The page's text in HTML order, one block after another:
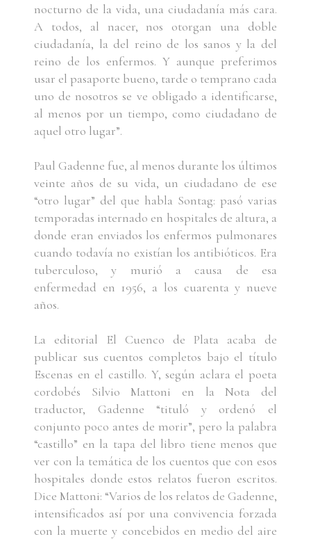
nocturno de la vida, una ciudadanía más cara.
A todos, al nacer, nos otorgan una doble
ciudadanía, la del reino de los sanos y la del
reino de los enfermos. Y aunque preferimos
usar el pasaporte bueno, tarde o temprano cada
uno de nosotros se ve obligado a identificarse,
al menos por un tiempo, como ciudadano de
aquel otro lugar”.
Paul Gadenne fue, al menos durante los últimos
veinte años de su vida, un ciudadano de ese
“otro lugar” del que habla Sontag: pasó varias
temporadas internado en hospitales de altura, a
donde eran enviados los enfermos pulmonares
cuando todavía no existían los antibióticos. Era
tuberculoso, y murió a causa de esa
enfermedad en 1956, a los cuarenta y nueve
años.
La editorial El Cuenco de Plata acaba de
publicar sus cuentos completos bajo el título
Escenas en el castillo. Y, según aclara el poeta
cordobés Silvio Mattoni en la Nota del
traductor, Gadenne “tituló y ordenó el
conjunto poco antes de morir”, pero la palabra
“castillo” en la tapa del libro tiene menos que
ver con la temática de los cuentos que con esos
hospitales donde estos relatos fueron escritos.
Dice Mattoni: “Varios de los relatos de Gadenne,
intensificados así por una convivencia forzada
con la muerte y concebidos en medio del aire